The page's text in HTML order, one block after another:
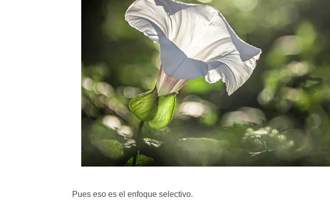
Pues eso es el enfoque selectivo.